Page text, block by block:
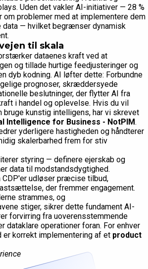
Uden det vakler AI-initiativer — 28 %
om problemer med at implementere dem
data — hvilket begrænser dynamisk
til skala
dataenes kraft ved at
og tillade hurtige feedjusteringer og
dyb kodning. AI løfter dette: Forbundne
prognoser, skræddersyede
beslutninger, der flytter AI fra
i handel og oplevelse. Hvis du vil
bruge kunstig intelligens, har vi skrevet
Intelligence for Business - NotPIM.
yderligere hastigheden og håndterer
skalerbarhed frem for stiv
styring — definere ejerskab og
data til modstandsdygtighed.
CDP'er udløser præcise tilbud,
der fremmer engagement.
strammes, og
stiger, sikrer dette fundament AI-
forvirring fra uoverensstemmende
dataklare operationer foran. For enhver
er korrekt implementering af et product